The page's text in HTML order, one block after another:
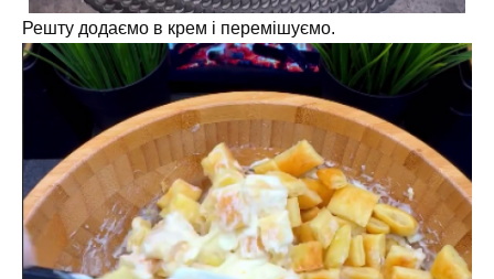
Решту додаємо в крем і перемішуємо.